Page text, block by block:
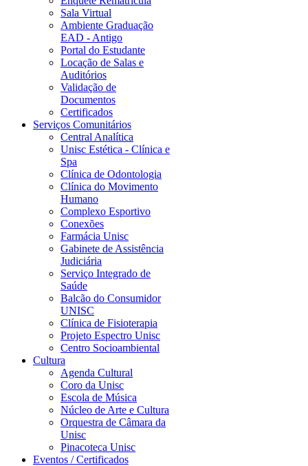
Sala Virtual
Ambiente Graduação
EAD - Antigo
Portal do Estudante
Locação de Salas e
Auditórios
Validação de
Documentos
Certificados
Serviços Comunitários
Central Analítica
Unisc Estética - Clínica e
Spa
Clínica de Odontologia
Clínica do Movimento
Humano
Complexo Esportivo
Conexões
Farmácia Unisc
Gabinete de Assistência
Judiciária
Serviço Integrado de
Saúde
Balcão do Consumidor
UNISC
Clínica de Fisioterapia
Projeto Espectro Unisc
Centro Socioambiental
Cultura
Agenda Cultural
Coro da Unisc
Escola de Música
Núcleo de Arte e Cultura
Orquestra de Câmara da
Unisc
Pinacoteca Unisc
Eventos / Certificados